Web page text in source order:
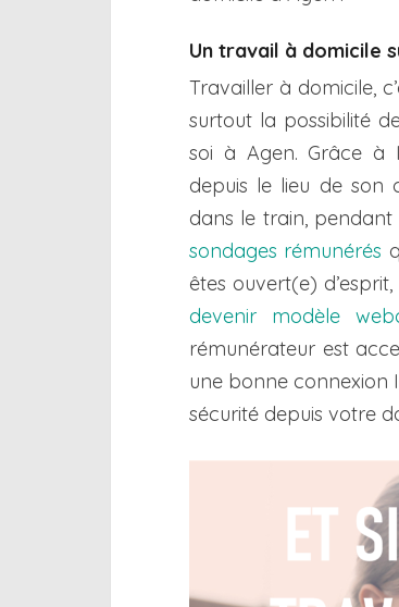
Un travail à domicile
Travailler à domicile,
surtout la possibilité
soi à Agen. Grâce à
depuis le lieu de son
dans le train,
sondages rémunérés
êtes ouvert(e)
devenir modèle
rémunérateur est
une bonne connexion
sécurité depuis votre